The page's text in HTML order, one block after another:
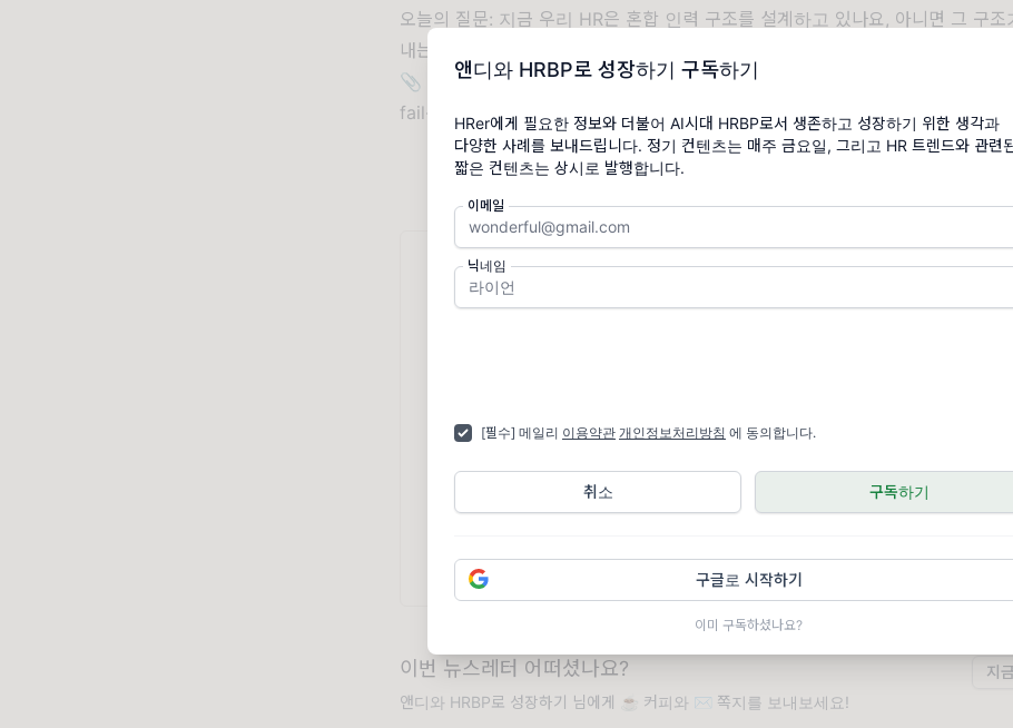
앤디와 HRBP로 성장하기 구독하기
HRer에게 필요한 정보와 더불어 AI시대 HRBP로서 생존하고 성장하기 위한 생각과
다양한 사례를 보내드립니다. 정기 컨텐츠는 매주 금요일, 그리고 HR 트렌드와 관련
짧은 컨텐츠는 상시로 발행합니다.
이메일
닉네임
[필수] 메일리 이용약관 개인정보처리방침 에 동의합니다.
구독하기
취소
구글로 시작하기
이미 구독하셨나요?
오늘의 질문: 지금 우리 HR은 혼합 인력 구조를 설계하고 있나요, 아니면 그 구조
내는 문제를 사후에 수습하고 있나요?
📎 원문 보기: https://www.fastcompany.com/91493124/why-blended-
fail-without-this-new-kind-of-leadership-leadership-blended-workforce
✉️
[필수] 메일리이용약관 개인정보처리방침에 동의합니다.
이번 뉴스레터 어떠셨나요?
앤디와 HRBP로 성장하기 님에게 ☕️ 커피와 ✉️ 쪽지를 보내보세요!
지